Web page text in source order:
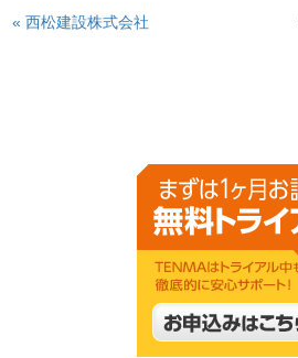
« 西松建設株式会社